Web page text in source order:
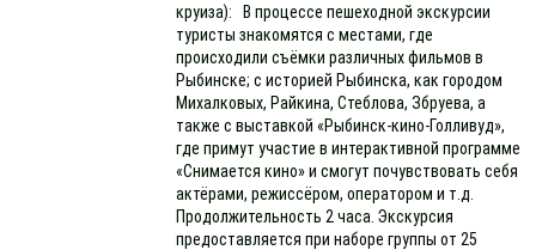
круиза): В процессе пешеходной экскурсии
туристы знакомятся с местами, где
происходили съёмки различных фильмов в
Рыбинске; с историей Рыбинска, как городом
Михалковых, Райкина, Стеблова, Збруева, а
также с выставкой «Рыбинск-кино-Голливуд»,
где примут участие в интерактивной программе
«Снимается кино» и смогут почувствовать себя
актёрами, режиссёром, оператором и т.д.
Продолжительность 2 часа. Экскурсия
предоставляется при наборе группы от 25